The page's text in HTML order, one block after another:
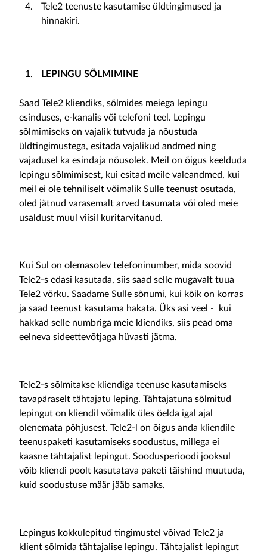
Tele2 teenuste kasutamise üldtingimused ja
hinnakiri.
LEPINGU SÕLMIMINE
Saad Tele2 kliendiks, sõlmides meiega lepingu
esinduses, e-kanalis või telefoni teel. Lepingu
sõlmimiseks on vajalik tutvuda ja nõustuda
üldtingimustega, esitada vajalikud andmed ning
vajadusel ka esindaja nõusolek. Meil on õigus keelduda
lepingu sõlmimisest, kui esitad meile valeandmed, kui
meil ei ole tehniliselt võimalik Sulle teenust osutada,
oled jätnud varasemalt arved tasumata või oled meie
usaldust muul viisil kuritarvitanud.
Kui Sul on olemasolev telefoninumber, mida soovid
Tele2-s edasi kasutada, siis saad selle mugavalt tuua
Tele2 võrku. Saadame Sulle sõnumi, kui kõik on korras
ja saad teenust kasutama hakata. Üks asi veel - kui
hakkad selle numbriga meie kliendiks, siis pead oma
eelneva sideettevõtjaga hüvasti jätma.
Tele2-s sõlmitakse kliendiga teenuse kasutamiseks
tavapäraselt tähtajatu leping. Tähtajatuna sõlmitud
lepingut on kliendil võimalik üles öelda igal ajal
olenemata põhjusest. Tele2-l on õigus anda kliendile
teenuspaketi kasutamiseks soodustus, millega ei
kaasne tähtajalist lepingut. Soodusperioodi jooksul
võib kliendi poolt kasutatava paketi täishind muutuda,
kuid soodustuse määr jääb samaks.
Lepingus kokkulepitud tingimustel võivad Tele2 ja
klient sõlmida tähtajalise lepingu. Tähtajalist lepingut